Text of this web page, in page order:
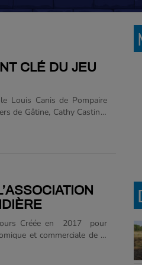
CLÉ DU JEU
Louis Canis de Pompaire
de Gâtine, Cathy Castin a
de la première ludothèque
Créée en 2017 pour
et commerciale de la